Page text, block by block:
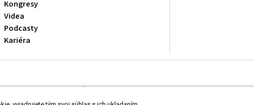
Kongresy
Videa
Podcasty
Kariéra
v zdravotníctve. ČítajteprehlásenieaZásady spracovania osobných údajov.